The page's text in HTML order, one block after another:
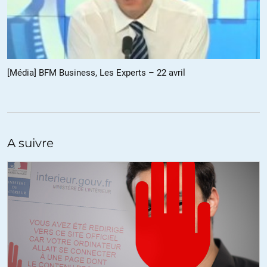
D’autre part pour obtenir des soins importants (chirurgie) en
milieu hospitalier, vu la liste d’attente, il faut être presque en état
de danger de mort pour y avoir accès. Par ailleurs les centres de
santé de proximité ont été réduits à leur plus simple expression,
parfois sans médecin, juste une infirmière. Les Québécois qui en
ont les moyens ont fini par opter pour des cliniques privées pour
Une fois rentré dans le système c’est sûr vous êtes assez bien pris
accès. Le suivi prolongé en pédiatrie n’est souvent réservé lui
le suivi de jeunes enfants et là encore c’est une autre course à la
pêche. Tout cela grâce aux coupures budgétaires qui font qu’en
l’absence d’une politique de santé préventive, nous nous en
sortons avec moins de soins et plus de coûts. Belle logique (que je
connais assez bien pour l’avoir vécue).
+3 ALERTER
[Média] BFM Business, Les Experts – 22 avril
A suivre